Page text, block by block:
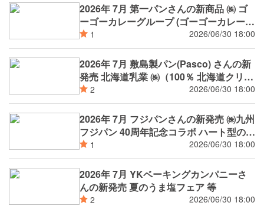
2026年 7月 第一パンさんの新商品 ㈱ ゴ
ーゴーカレーグループ (ゴーゴーカレー)
Nintendo Switch 2 ソフト ぽこ あ ポケモ
ン デザインのポケモンパン ㈱ ハート (デ
ィズニー / Disney) コラボ 等
1 2026/06/30 18:00
2026年 7月 敷島製パン(Pasco) さんの新
発売 北海道乳業 ㈱（100％ 北海道クリー
ムチーズLuxe(リュクス)）コラボ等
2 2026/06/30 18:00
2026年 7月 フジパンさんの新発売 ㈱九州
フジパン 40周年記念コラボ ハート型のま
ち 北名古屋市 市制施行２０周年 記念コ
ラボ ㈱ 円谷プロダクション 放送開始か
ら６０周年を迎える ウルトラマンシリー
ズ コラボ等
1 2026/06/30 18:00
2026年 7月 YKベーキングカンパニーさ
んの新発売 夏のうま塩フェア 等
2 2026/06/30 18:00